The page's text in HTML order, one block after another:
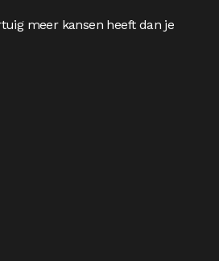
meer kansen heeft dan je